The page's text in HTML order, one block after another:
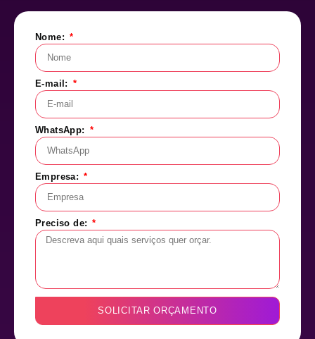
Nome:
E-mail:
WhatsApp:
Empresa:
Preciso de:
SOLICITAR ORÇAMENTO